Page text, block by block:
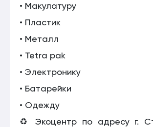
• Макулатуру
• Пластик
• Металл
• Tetra pak
• Электронику
• Батарейки
• Одежду
♻️ Экоцентр по адресу г.